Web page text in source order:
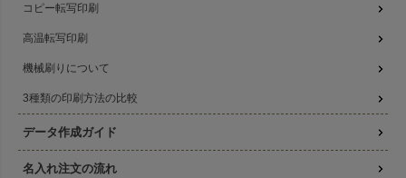
コピー転写印刷
高温転写印刷
機械刷りについて
3種類の印刷方法の比較
データ作成ガイド
名入れ注文の流れ